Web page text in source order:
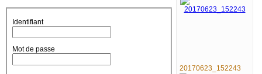
Identifiant
Mot de passe
20170623_152243